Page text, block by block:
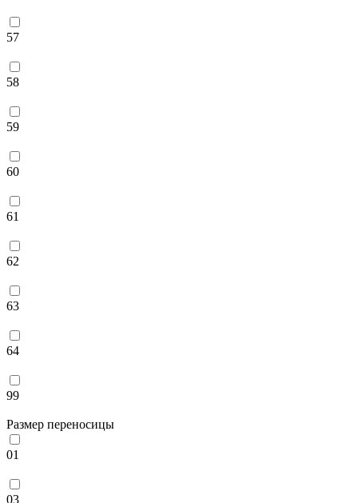
57
58
59
60
61
62
63
64
99
Размер переносицы
01
03